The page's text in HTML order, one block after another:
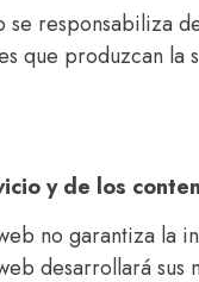
se responsabiliza
que produzcan
y de los
no garantiza la
desarrollará sus